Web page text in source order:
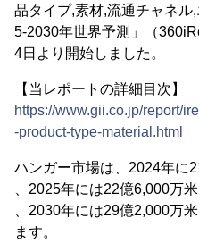
品タイプ,素材,流通チャネル
5-2030年世界予測」（
4日より開始しました。
【当レポートの詳細目次】
https://www.gii.co.jp/report/
-product-type-material.html
ハンガー市場は、2024年に
、2025年には22億6,000万
、2030年には29億2,000万
ます。